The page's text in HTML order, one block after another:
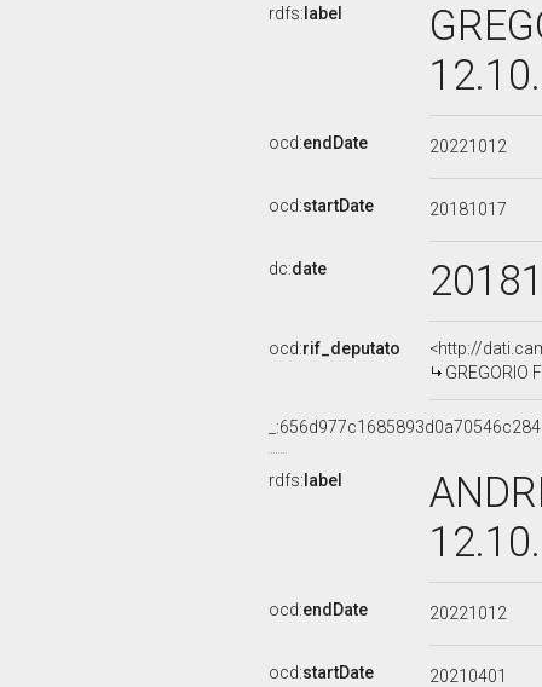
rdfs: label
ocd:endDate 20221012
ocd:startDate 20181017
dc:date
ocd:rif_deputato
<http://
GREGORIO
rdfs: label
ocd:endDate 20221012
ocd:startDate 20210401